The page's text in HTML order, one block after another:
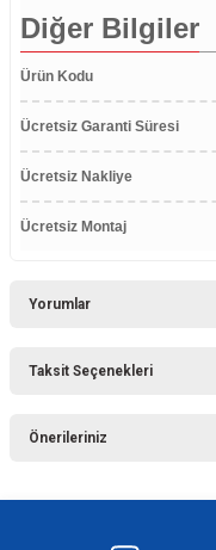
Diğer Bilgiler
Ürün Kodu
Ücretsiz Garanti Süresi
Ücretsiz Nakliye
Ücretsiz Montaj
Yorumlar
Taksit Seçenekleri
Önerileriniz